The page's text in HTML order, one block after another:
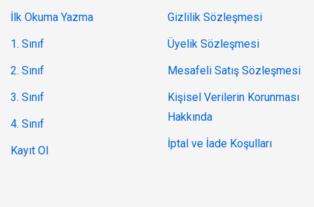
İlk Okuma Yazma
1. Sınıf
2. Sınıf
3. Sınıf
4. Sınıf
Kayıt Ol
Gizlilik Sözleşmesi
Üyelik Sözleşmesi
Mesafeli Satış Sözleşmesi
Kişisel Verilerin Korunması
Hakkında
İptal ve İade Koşulları